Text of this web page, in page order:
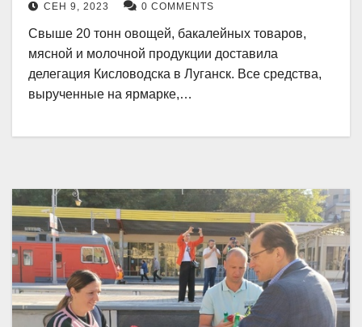
СЕН 9, 2023 0 COMMENTS
Свыше 20 тонн овощей, бакалейных товаров,
мясной и молочной продукции доставила
делегация Кисловодска в Луганск. Все средства,
вырученные на ярмарке,…